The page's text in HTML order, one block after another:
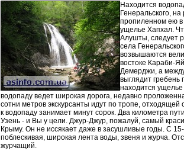
Находится
Генеральского,
пропиленном ею в
ущелье Хапхал.
Алушты, следует
села
возвышаются
востоке Караби-
Демерджи, а
выглядит гребень
находится
водопаду ведет широкая дорога, недавно
сотни метров экскурсанты идут по тропе, отходящей
к водопаду занимает минут сорок. Два километра
Узень - и Вы у цели. Джур-Джур, пожалуй, самый
Крыму. Он не иссякает даже в засушливые годы. С
поблескивая, широкая лента воды, звеня и журча.
журчащий.